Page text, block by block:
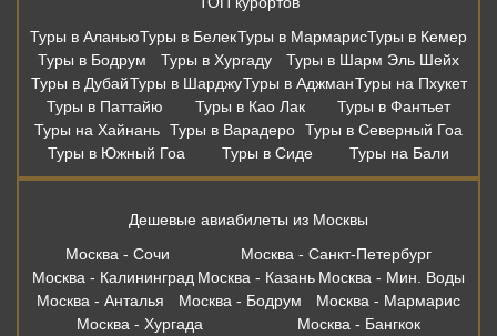
Туры в АланьюТуры в БелекТуры в МармарисТуры в Кемер
Туры в Бодрум
Туры в Хургаду
Туры в Шарм Эль Шейх
Туры в ДубайТуры в ШарджуТуры в АджманТуры на Пхукет
Туры в Паттайю
Туры в Као Лак
Туры в Фантьет
Туры на Хайнань Туры в Варадеро Туры в Северный Гоа
Туры в Южный Гоа
Туры в Сиде Туры на Бали
Дешевые авиабилеты из Москвы
Москва - Сочи
Москва - Санкт-Петербург
Москва - Калининград Москва - Казань Москва - Мин. Воды
Москва - Анталья
Москва - Бодрум
Москва - Мармарис
Москва - Хургада
Москва - Бангкок